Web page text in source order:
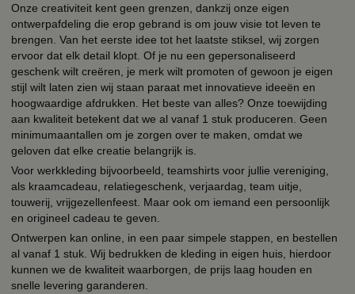
Onze creativiteit kent geen grenzen, dankzij onze eigen
ontwerpafdeling die erop gebrand is om jouw visie tot leven te
brengen. Van het eerste idee tot het laatste stiksel, wij zorgen
ervoor dat elk detail klopt. Of je nu een gepersonaliseerd
geschenk wilt creëren, je merk wilt promoten of gewoon je eigen
stijl wilt laten zien wij staan paraat met innovatieve ideeën en
hoogwaardige afdrukken. Het beste van alles? Onze toewijding
aan kwaliteit betekent dat we al vanaf 1 stuk produceren. Geen
minimumaantallen om je zorgen over te maken, omdat we
geloven dat elke creatie belangrijk is.
Voor werkkleding bijvoorbeeld, teamshirts voor jullie vereniging,
als kraamcadeau, relatiegeschenk, verjaardag, team uitje,
touwerij, vrijgezellenfeest. Maar ook om iemand een persoonlijk
en origineel cadeau te geven.
Ontwerpen kan online, in een paar simpele stappen, en bestellen
al vanaf 1 stuk. Wij bedrukken de kleding in eigen huis, hierdoor
kunnen we de kwaliteit waarborgen, de prijs laag houden en
snelle levering garanderen.